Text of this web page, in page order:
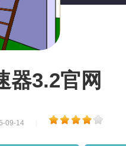
器3.2官网
09-14